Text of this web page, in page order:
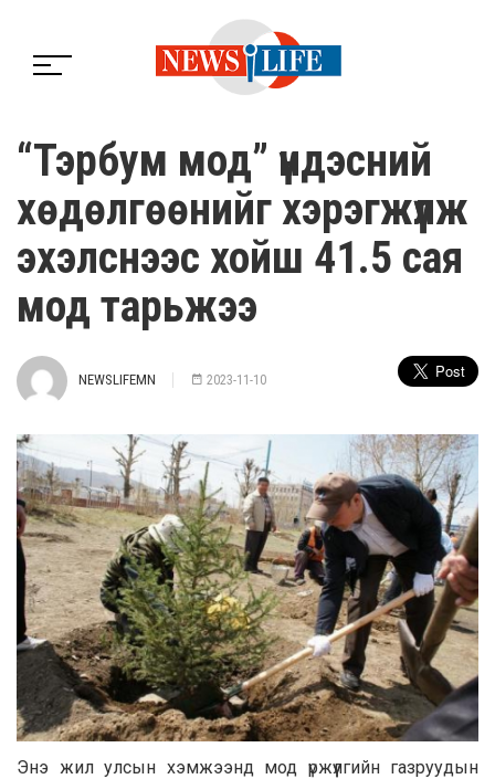
“Тэрбум мод” үндэсний
хөдөлгөөнийг хэрэгжүүлж
эхэлснээс хойш 41.5 сая
мод тарьжээ
NEWSLIFEMN 2023-11-10
Энэ жил улсын хэмжээнд мод үржүүлгийн газруудын